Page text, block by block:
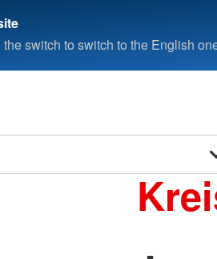
switch to switch to the English